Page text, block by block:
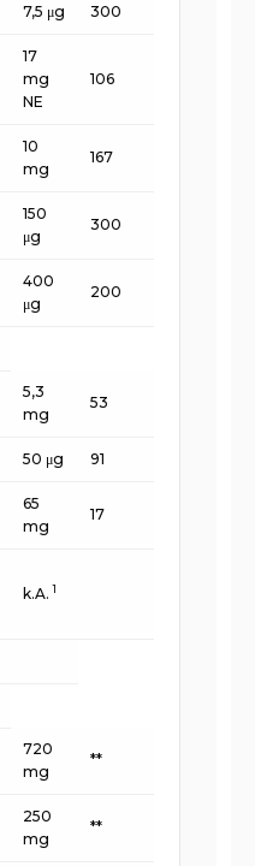
7,5 μg 300
17
mg
NE
106
10
mg
167
150
μg
300
400
μg
200
5,3
mg
53
50 μg 91
65
mg
17
k.A. 1
720
mg
**
250
mg
**